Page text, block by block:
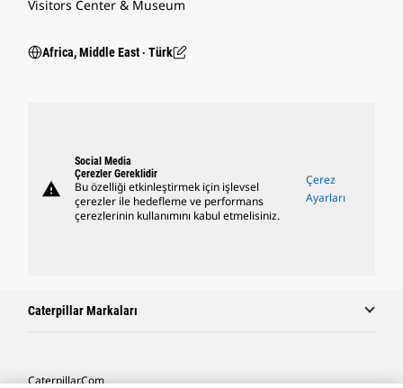
Visitors Center & Museum
Africa, Middle East ‧ Türk
warning
Social Media
Çerezler Gereklidir
Bu özelliği etkinleştirmek için işlevsel
çerezler ile hedefleme ve performans
çerezlerinin kullanımını kabul etmelisiniz.
Çerez
Ayarları
Caterpillar Markaları
Caterpillar.com